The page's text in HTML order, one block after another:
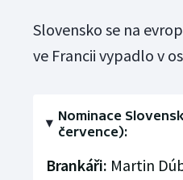
Slovensko se na
ve Francii vypadlo v
Nominace
července):
Brankáři: Martin